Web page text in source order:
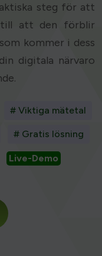
steg för att
till att den förblir
kommer i dess
digitala närvaro
# Viktiga mätetal
# Gratis lösning
Live-Demo